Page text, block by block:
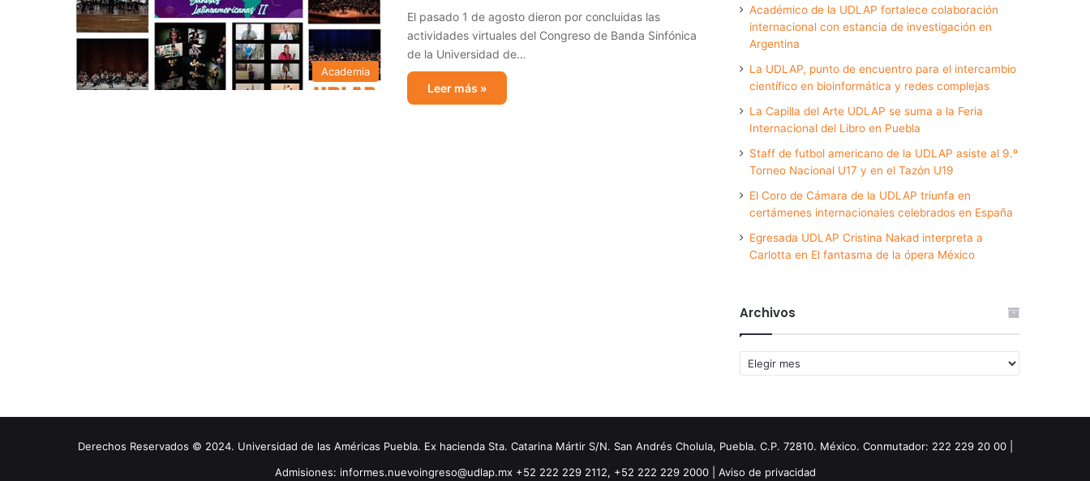
Academia
El pasado 1 de agosto dieron por concluidas las
actividades virtuales del Congreso de Banda Sinfónica
de la Universidad de…
Leer más »
Académico de la UDLAP fortalece colaboración
internacional con estancia de investigación en
Argentina
La UDLAP, punto de encuentro para el intercambio
científico en bioinformática y redes complejas
La Capilla del Arte UDLAP se suma a la Feria
Internacional del Libro en Puebla
Staff de futbol americano de la UDLAP asiste al 9.º
Torneo Nacional U17 y en el Tazón U19
El Coro de Cámara de la UDLAP triunfa en
certámenes internacionales celebrados en España
Egresada UDLAP Cristina Nakad interpreta a
Carlotta en El fantasma de la ópera México
Archivos
Archivos
Derechos Reservados © 2024. Universidad de las Américas Puebla. Ex hacienda Sta. Catarina Mártir S/N. San Andrés Cholula, Puebla. C.P. 72810. México. Conmutador: 222 229 20 00 |
Admisiones: informes.nuevoingreso@udlap.mx +52 222 229 2112, +52 222 229 2000 | Aviso de privacidad